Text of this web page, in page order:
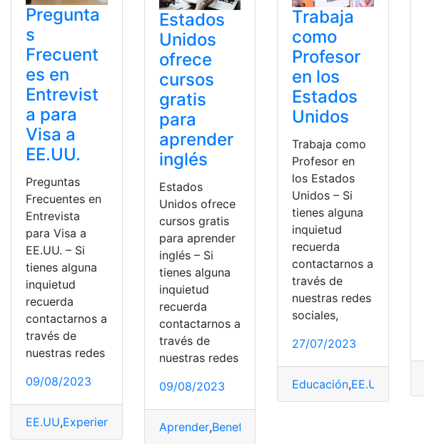
Pregunta
s
Frecuent
es en
Entrevist
a para
Visa a
EE.UU.
Preguntas
Frecuentes en
Entrevista
para Visa a
EE.UU. – Si
tienes alguna
inquietud
recuerda
contactarnos a
través de
nuestras redes
09/08/2023
EE.UU,Experiencia Obtener,visas
Estados
Unidos
ofrece
cursos
gratis
para
aprender
inglés
Estados
Unidos ofrece
cursos gratis
para aprender
inglés – Si
tienes alguna
inquietud
recuerda
contactarnos a
través de
nuestras redes
09/08/2023
Aprender,Beneficio
Trabaja
como
Profesor
en los
Estados
Unidos
Trabaja como
Profesor en
los Estados
Unidos – Si
tienes alguna
inquietud
recuerda
contactarnos a
través de
nuestras redes
sociales,
27/07/2023
Educación,EE.UU